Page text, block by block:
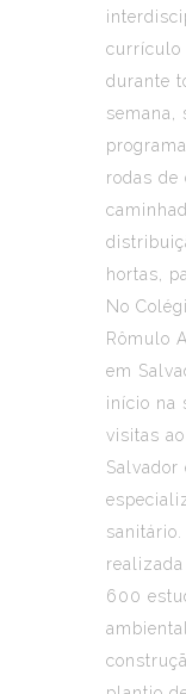
currículo
durante
semana,
rodas de
hortas,
No
Rômulo
em
início na
visitas
Salvador
600